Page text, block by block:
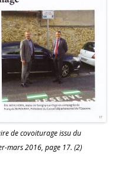
de covoiturage issu du
mars 2016, page 17. (2)